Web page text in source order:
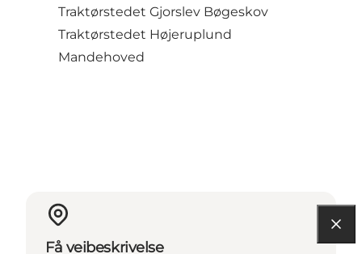
Traktørstedet Gjorslev Bøgeskov
Traktørstedet Højeruplund
Mandehoved
Få veibeskrivelse